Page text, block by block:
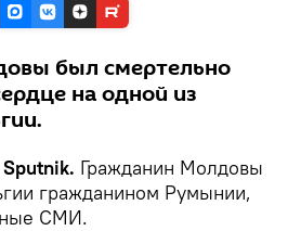
был смертельно
на одной из
Гражданин Молдовы
гражданином Румынии,
СМИ.